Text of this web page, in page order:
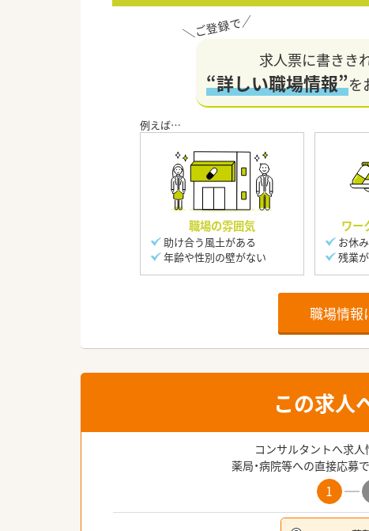
求人票に書きき
“詳しい職場情報”を
職場の雰囲気
助け合う風土がある
年齢や性別の壁がない
ワー
お休
残業
職場情報
この求人
コンサルタントへ求人
薬局・病院等への直接応募
1